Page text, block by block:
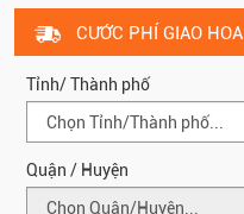
CƯỚC PHÍ GIAO HOA
Tỉnh/ Thành phố
Quận / Huyện